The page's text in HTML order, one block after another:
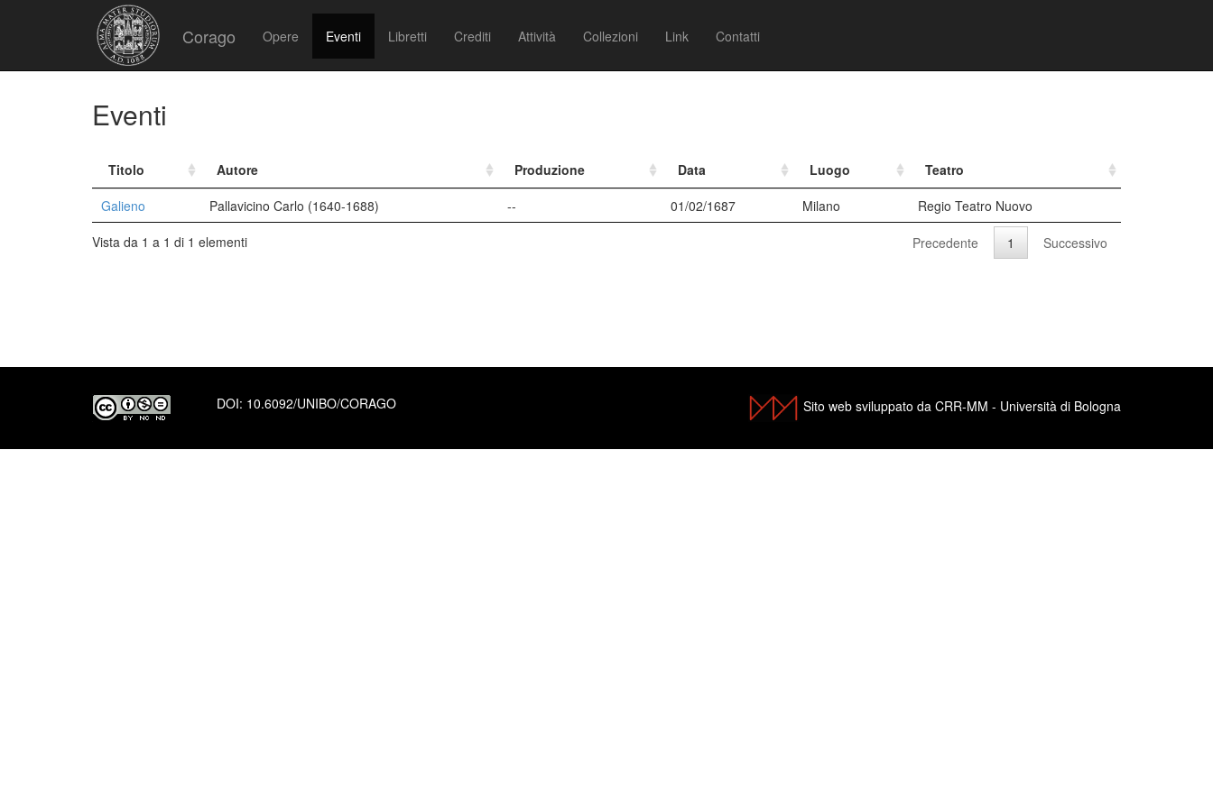
Corago Opere Eventi Libretti Crediti Attività Collezioni Link Contatti
Eventi
Titolo Autore Produzione Data Luogo
Teatro
Galieno
Pallavicino Carlo (1640-1688) -- 01/02/1687 Milano
Regio Teatro Nuovo
Vista da 1 a 1 di 1 elementi
Precedente 1 Successivo
DOI: 10.6092/UNIBO/CORAGO Sito web sviluppato da CRR-MM - Università di Bologna